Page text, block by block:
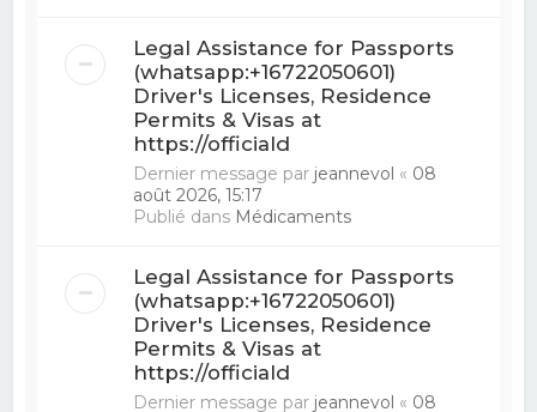
Legal Assistance for Passports
(whatsapp:+16722050601)
Driver's Licenses, Residence
Permits & Visas at
https://officiald
Dernier message par jeannevol « 08
août 2026, 15:17
Publié dans Médicaments
Legal Assistance for Passports
(whatsapp:+16722050601)
Driver's Licenses, Residence
Permits & Visas at
https://officiald
Dernier message par jeannevol « 08